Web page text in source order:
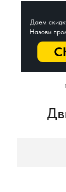
Даем
Назови